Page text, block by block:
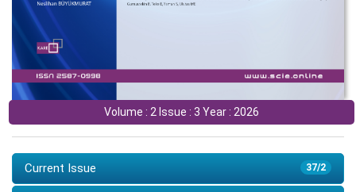
Volume : 2 Issue : 3 Year : 2026
37/2
Current Issue